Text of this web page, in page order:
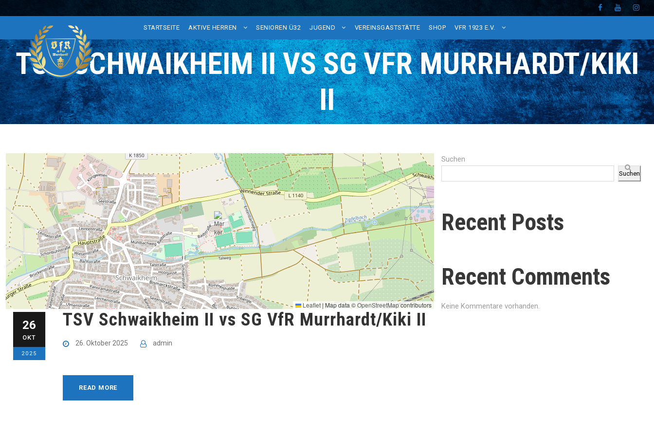
STARTSEITE AKTIVE HERREN SENIOREN Ü32 JUGEND VEREINSGASTSTÄTTE SHOP VFR 1923 E.V.
TSV SCHWAIKHEIM II VS SG VFR MURRHARDT/KIKI
II
Leaflet|Map data ©OpenStreetMapcontributors
26
OKT
2025
TSV Schwaikheim II vs SG VfR Murrhardt/Kiki II
26. Oktober 2025 admin
READ MORE
Suchen
Suchen
Recent Posts
Recent Comments
Keine Kommentare vorhanden.